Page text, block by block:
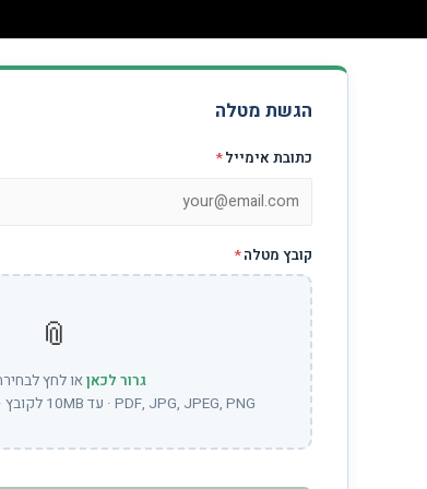
הגשת מטלה
כתובת אימייל*
קובץ מטלה*
📎
גרור לכאןאו לחץ
PDF, JPG, JPEG, PNG · עד 10MB לקובץ · ניתן לבחור מספר קבצים